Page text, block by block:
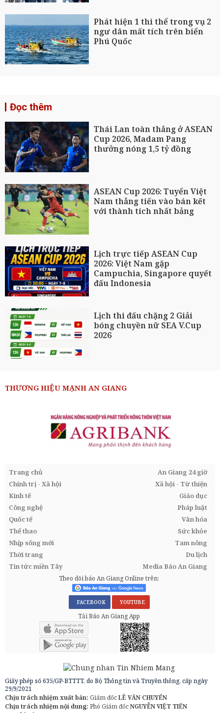
Phát hiện 1 thi thể trong vụ 2
ngư dân mất tích trên biển
Phú Quốc
Đọc thêm
Thái Lan toàn thắng ở ASEAN
Cup 2026, Madam Pang
thưởng nóng 1,5 tỷ đồng
ASEAN Cup 2026: Tuyển Việt
Nam thẳng tiến vào bán kết
với thành tích nhất bảng
Lịch trực tiếp ASEAN Cup
2026: Việt Nam gặp
Campuchia, Singapore quyết
đấu Indonesia
Lịch thi đấu chặng 2 Giải
bóng chuyền nữ SEA V.Cup
2026
THƯƠNG HIỆU MẠNH AN GIANG
Trang chủ
An Giang 24 giờ
Chính trị - Xã hội
Xã hội - Từ thiện
Kinh tế
Giáo dục
Công nghệ
Pháp luật
Quốc tế
Văn hóa
Thể thao
Sức khỏe
Nhịp sống mới
Tam nông
Thời trang
Du lịch
Tin tức miền Tây
Media Báo An Giang
Theo dõi báo An Giang Online trên:
FACEBOOK YOUTUBE
Tải Báo An Giang App
Giấy phép số 635/GP-BTTTT, do Bộ Thông tin và Truyền thông, cấp ngày
29/9/2021
Chịu trách nhiệm xuất bản: Giám đốcLÊ VĂN CHUYỂN
Chịu trách nhiệm nội dung: Phó Giám đốcNGUYỄN VIỆT TIẾN